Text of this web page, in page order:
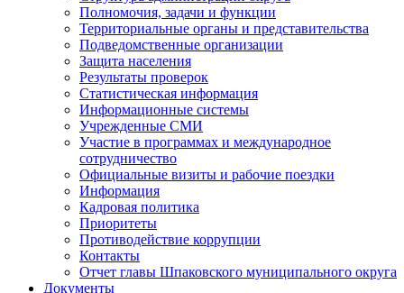
Полномочия, задачи и функции
Территориальные органы и представительства
Подведомственные организации
Защита населения
Результаты проверок
Статистическая информация
Информационные системы
Учрежденные СМИ
Участие в программах и международное
сотрудничество
Официальные визиты и рабочие поездки
Информация
Кадровая политика
Приоритеты
Противодействие коррупции
Контакты
Отчет главы Шпаковского муниципального округа
Документы